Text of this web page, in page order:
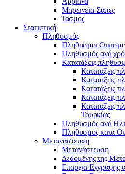
Μαρώνεια-Σάπες
Ίασμος
Στατιστική
Πληθυσμός
Πληθυσμοί
Πληθυσμός ανά
Κατατάξεις
Κατατάξεις
Κατατάξεις
Κατατάξεις
Κατατάξεις
Κατατάξεις
Τουρκίας
Πληθυσμός ανά
Πληθυσμός κατά
Μετανάστευση
Μετανάστευση
Δεδομένης της
Επαρχία Εγγραφής